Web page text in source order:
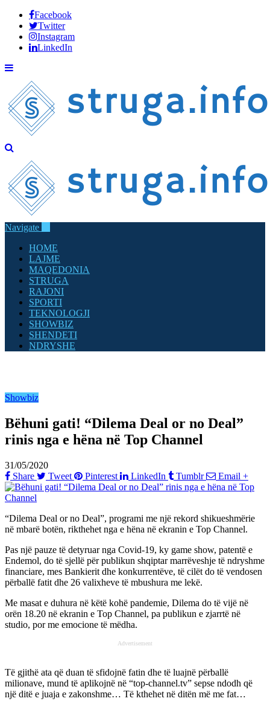
Facebook
Twitter
Instagram
LinkedIn
Navigate
HOME
LAJME
MAQEDONIA
STRUGA
RAJONI
SPORTI
TEKNOLOGJI
SHOWBIZ
SHENDETI
NDRYSHE
Showbiz
Bëhuni gati! “Dilema Deal or no Deal”
rinis nga e hëna në Top Channel
31/05/2020
Share
Tweet Pinterest LinkedIn Tumblr Email +
“Dilema Deal or no Deal”, programi me një rekord shikueshmërie
në mbarë botën, rikthehet nga e hëna në ekranin e Top Channel.
Pas një pauze të detyruar nga Covid-19, ky game show, patentë e
Endemol, do të sjellë për publikun shqiptar marrëveshje të ndryshme
financiare, mes Bankierit dhe konkurrentëve, të cilët do të vendosen
përballë fatit dhe 26 valixheve të mbushura me lekë.
Me masat e duhura në këtë kohë pandemie, Dilema do të vijë në
orën 18.20 në ekranin e Top Channel, pa publikun e zjarrtë në
studio, por me emocione të mëdha.
Advertisement
Të gjithë ata që duan të sfidojnë fatin dhe të luajnë përballë
milionave, mund të aplikojnë në “top-channel.tv” sepse ndodh që
një ditë e juaja e zakonshme… Të kthehet në ditën më me fat…